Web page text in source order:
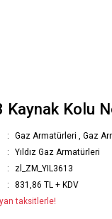
Kaynak Kolu
Gaz Armatürleri ,Gaz
Yıldız Gaz Armatürleri
zl_ZM_YIL3613
831,86 TL + KDV
taksitlerle!